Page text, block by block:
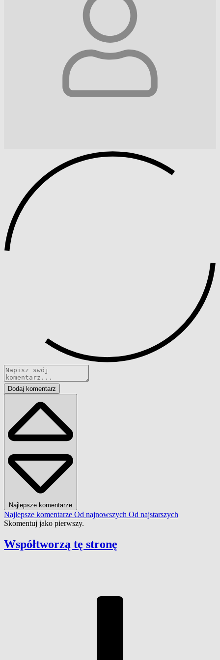
Dodaj komentarz
Najlepsze komentarze
Najlepsze komentarze Od najnowszych Od najstarszych
Skomentuj jako pierwszy.
Współtworzą tę stronę